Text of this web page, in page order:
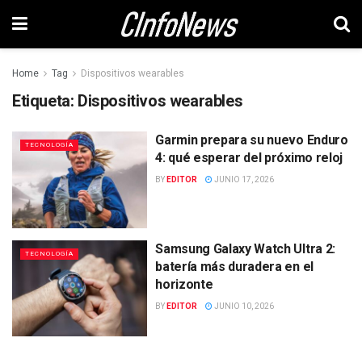
Home Tag Dispositivos wearables
Etiqueta: Dispositivos wearables
TECNOLOGÍA
Garmin prepara su nuevo Enduro
4: qué esperar del próximo reloj
BY EDITOR JUNIO 17, 2026
TECNOLOGÍA
Samsung Galaxy Watch Ultra 2:
batería más duradera en el
horizonte
BY EDITOR JUNIO 10, 2026